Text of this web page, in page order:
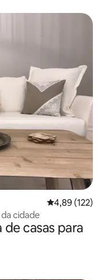
4,89 de uma
4,89 (122)
cidade
casas para